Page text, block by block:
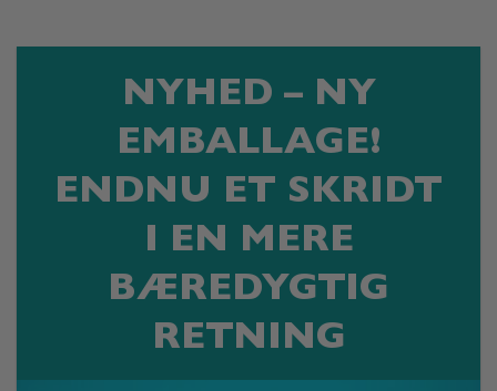
NYHED – NY
EMBALLAGE!
ENDNU ET SKRIDT
I EN MERE
BÆREDYGTIG
RETNING